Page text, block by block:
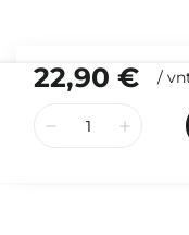
22,90 € /